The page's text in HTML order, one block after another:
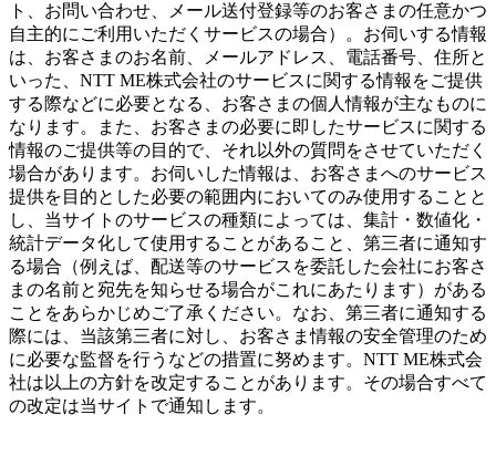
ト、お問い合わせ、メール送付登録等のお客さまの任意かつ
自主的にご利用いただくサービスの場合）。お伺いする情報
は、お客さまのお名前、メールアドレス、電話番号、住所と
いった、NTT ME株式会社のサービスに関する情報をご提供
する際などに必要となる、お客さまの個人情報が主なものに
なります。また、お客さまの必要に即したサービスに関する
情報のご提供等の目的で、それ以外の質問をさせていただく
場合があります。お伺いした情報は、お客さまへのサービス
提供を目的とした必要の範囲内においてのみ使用することと
し、当サイトのサービスの種類によっては、集計・数値化・
統計データ化して使用することがあること、第三者に通知す
る場合（例えば、配送等のサービスを委託した会社にお客さ
まの名前と宛先を知らせる場合がこれにあたります）がある
ことをあらかじめご了承ください。なお、第三者に通知する
際には、当該第三者に対し、お客さま情報の安全管理のため
に必要な監督を行うなどの措置に努めます。NTT ME株式会
社は以上の方針を改定することがあります。その場合すべて
の改定は当サイトで通知します。